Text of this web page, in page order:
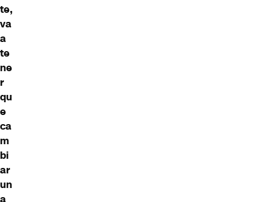
te,
va
a
te
ne
r
qu
e
ca
m
bi
ar
un